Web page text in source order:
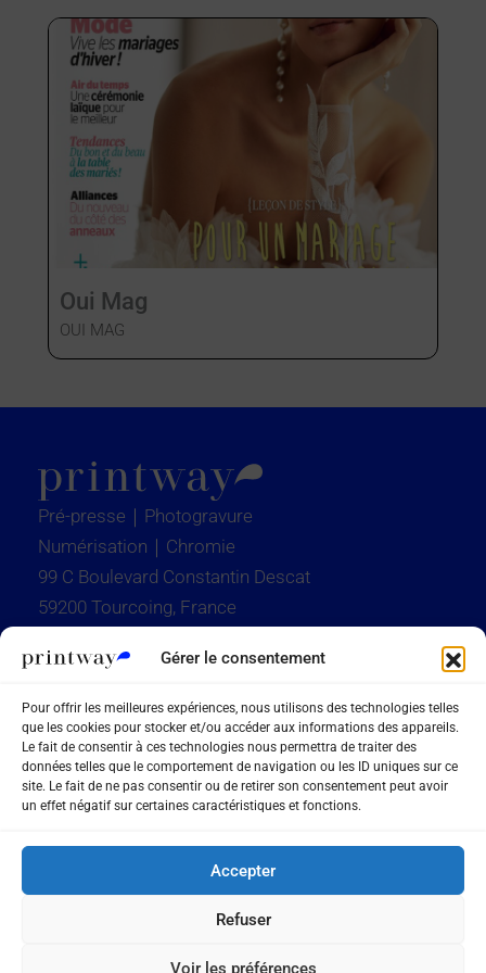
Gérer le consentement
Pour offrir les meilleures expériences, nous utilisons des technologies telles
que les cookies pour stocker et/ou accéder aux informations des appareils.
Le fait de consentir à ces technologies nous permettra de traiter des
données telles que le comportement de navigation ou les ID uniques sur ce
site. Le fait de ne pas consentir ou de retirer son consentement peut avoir
un effet négatif sur certaines caractéristiques et fonctions.
Accepter
Refuser
Voir les préférences
Oui Mag
OUI MAG
Pré-presse｜Photogravure
Numérisation｜Chromie
99 C Boulevard Constantin Descat
59200 Tourcoing, France
contact@groupe-printway.com
Editeurs et
Institutionnels
Annonceurs et
Agences